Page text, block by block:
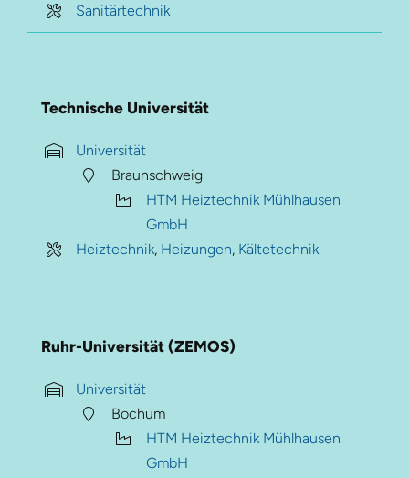
Sanitärtechnik
Technische Universität
Universität
Braunschweig
HTM Heiztechnik Mühlhausen
GmbH
Heiztechnik, Heizungen, Kältetechnik
Ruhr-Universität (ZEMOS)
Universität
Bochum
HTM Heiztechnik Mühlhausen
GmbH